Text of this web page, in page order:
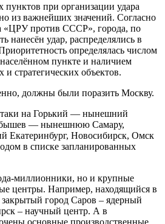
пунктов при организации удара
из важнейших значений. Согласно
«ЦРУ против СССР», города, по
нанесён удар, распределялись в
определялась числом
пункте и наличием
стратегических объектов.
должны были поразить Москву.
на Горький — нынешний
— нынешнюю Самару,
Новосибирск, Омск
в списке запланированных
миллионники, но и крупные
центры. Например, находящийся в
город Саров – ядерный
– научный центр. А в
основные производственные